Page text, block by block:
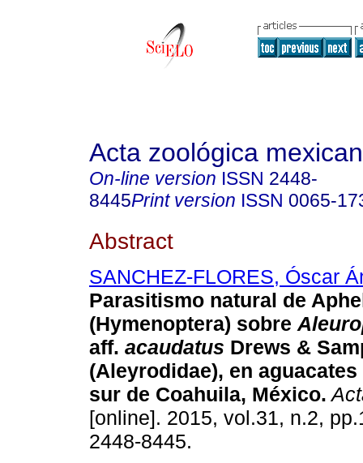
Acta zoológica
On-line version ISSN 2448-
8445Print version ISSN 0065-
Abstract
SANCHEZ-FLORES, Óscar
Parasitismo natural de
(Hymenoptera) sobre
aff. acaudatus Drews &
(Aleyrodidae), en
sur de Coahuila, México.
[online]. 2015, vol.31, n.2,
2448-8445.